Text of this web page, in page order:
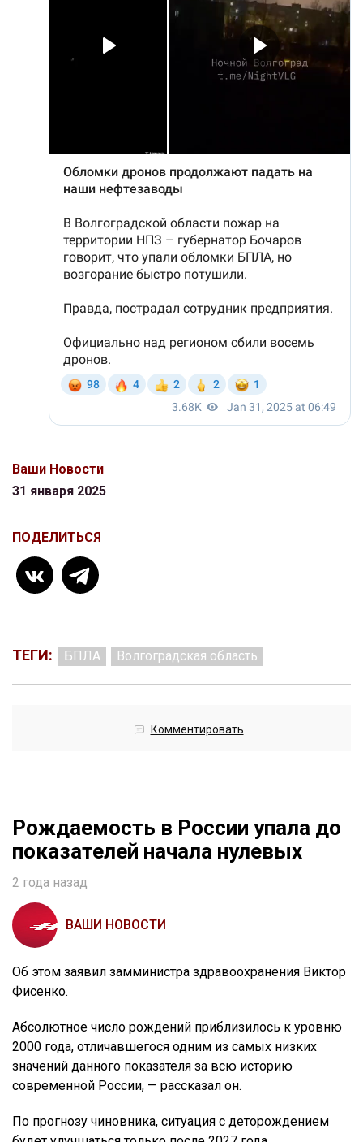
Ваши Новости
31 января 2025
ПОДЕЛИТЬСЯ
ТЕГИ: БПЛА Волгоградская область
Комментировать
Рождаемость в России упала до
показателей начала нулевых
2 года назад
ВАШИ НОВОСТИ
Об этом заявил замминистра здравоохранения Виктор
Фисенко.
Абсолютное число рождений приблизилось к уровню
2000 года, отличавшегося одним из самых низких
значений данного показателя за всю историю
современной России, — рассказал он.
По прогнозу чиновника, ситуация с деторождением